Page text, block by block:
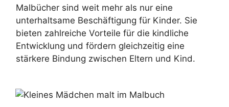
Malbücher sind weit mehr als nur eine
unterhaltsame Beschäftigung für Kinder. Sie
bieten zahlreiche Vorteile für die kindliche
Entwicklung und fördern gleichzeitig eine
stärkere Bindung zwischen Eltern und Kind.